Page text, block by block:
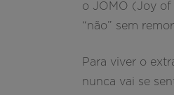
o JOMO (Joy of
“não” sem
Para viver o
nunca vai se